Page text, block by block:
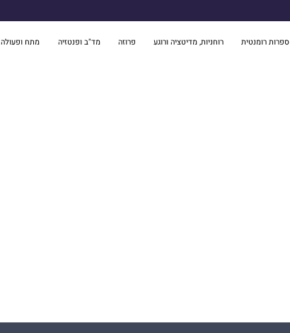
ספרות רומנטית רוחניות, מדיטציה ורוגע פרוזה מד"ב ופנטזיה מתח ופעולה